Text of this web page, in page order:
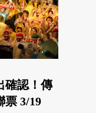
確認！傳
票 3/19